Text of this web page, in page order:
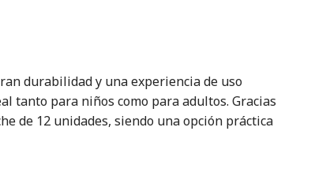
durabilidad y una experiencia de uso
tanto para niños como para adultos. Gracias
de 12 unidades, siendo una opción práctica